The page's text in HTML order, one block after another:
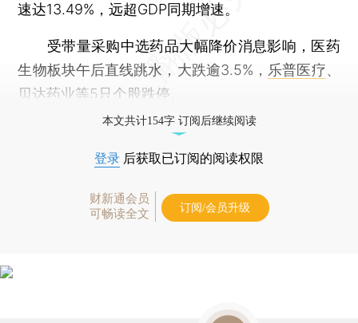
速达13.49%，远超GDP同期增速。
受带量采购中选药品大幅降价消息影响，医药
生物板块午后直线跳水，大跌逾3.5%， 乐普医疗、
贝达药业等5只个股跌停。
本文共计154字 订阅后继续阅读
登录 后获取已订阅的阅读权限
财新通会员
可畅读全文
订阅/会员升级